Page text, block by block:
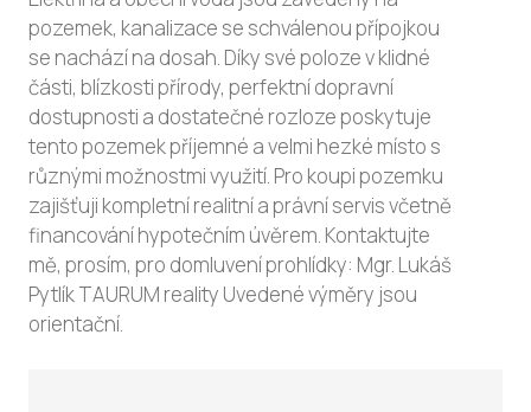
pozemek, kanalizace se schválenou přípojkou
se nachází na dosah. Díky své poloze v klidné
části, blízkosti přírody, perfektní dopravní
dostupnosti a dostatečné rozloze poskytuje
tento pozemek příjemné a velmi hezké místo s
různými možnostmi využití. Pro koupi pozemku
zajišťuji kompletní realitní a právní servis včetně
financování hypotečním úvěrem. Kontaktujte
mě, prosím, pro domluvení prohlídky: Mgr. Lukáš
Pytlík TAURUM reality Uvedené výměry jsou
orientační.